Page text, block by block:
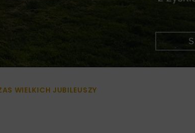
WIELKICH JUBILEUSZY